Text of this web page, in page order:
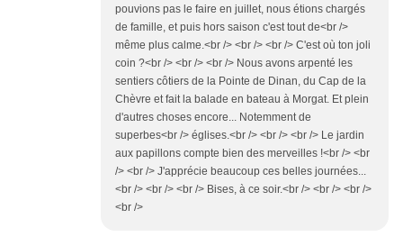
pouvions pas le faire en juillet, nous étions chargés
de famille, et puis hors saison c'est tout de<br />
même plus calme.<br /> <br /> <br /> C'est où ton joli
coin ?<br /> <br /> <br /> Nous avons arpenté les
sentiers côtiers de la Pointe de Dinan, du Cap de la
Chèvre et fait la balade en bateau à Morgat. Et plein
d'autres choses encore... Notemment de
superbes<br /> églises.<br /> <br /> <br /> Le jardin
aux papillons compte bien des merveilles !<br /> <br
/> <br /> J'apprécie beaucoup ces belles journées...
<br /> <br /> <br /> Bises, à ce soir.<br /> <br /> <br />
<br />